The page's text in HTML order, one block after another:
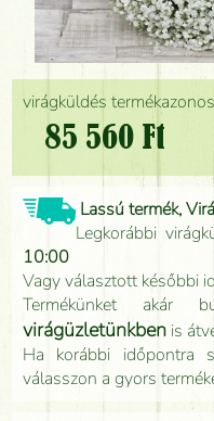
virágküldés
85 560 Ft
Lassú termék,
Legkorábbi
10:00
Vagy választott későbbi
Termékünket akár
virágüzletünkben is
Ha korábbi időpontra
válasszon a gyors